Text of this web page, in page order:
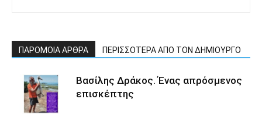
ΠΑΡΟΜΟΙΑ ΑΡΘΡΑ ΠΕΡΙΣΣΟΤΕΡΑ ΑΠΟ ΤΟΝ ΔΗΜΙΟΥΡΓΟ
Βασίλης Δράκος. Ένας απρόσμενος
επισκέπτης